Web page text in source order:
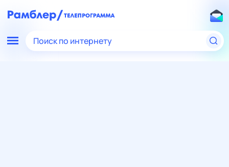
Поиск по интернету